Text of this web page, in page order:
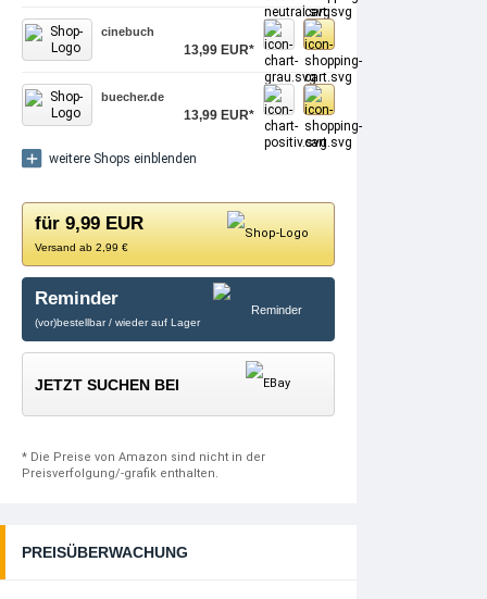
cinebuch
13,99 EUR*
buecher.de
13,99 EUR*
weitere Shops einblenden
für 9,99 EUR
Versand ab 2,99 €
Reminder
(vor)bestellbar / wieder auf Lager
JETZT SUCHEN BEI
* Die Preise von Amazon sind nicht in der
Preisverfolgung/-grafik enthalten.
PREISÜBERWACHUNG